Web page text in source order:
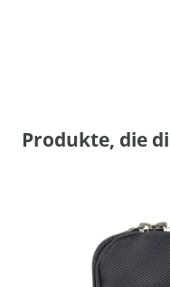
Produkte, die